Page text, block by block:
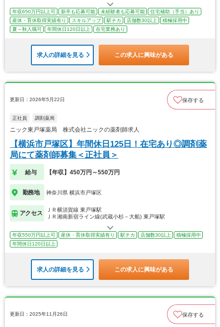
年収650万円以上可 新卒も応募可能 未経験者も応募可能
住宅補助（手当）あり
産休・育休取得実績有り
スキルアップ 駅チカ 店舗数30以上
積極採用中
夏～秋入職可
年間休日120日以上 在宅業務あり
求人の詳細を見る この求人に興味がある
更新日：2026年5月22日 保存する
正社員 調剤薬局
ニック東戸塚薬局 株式会社ニックの薬剤師求人
【横浜市戸塚区】年間休日125日！在宅あり◎調剤薬
局にて薬剤師募集＜正社員＞
給与 【年収】450万円～550万円
勤務地 神奈川県 横浜市戸塚区
アクセス
ＪＲ横須賀線 東戸塚駅
ＪＲ湘南新宿ライン線(武蔵小杉－大船) 東戸塚駅
年収550万円以上可 産休・育休取得実績有り 駅チカ 店舗数30以上
積極採用中
年間休日120日以上
求人の詳細を見る この求人に興味がある
更新日：2025年11月26日 保存する